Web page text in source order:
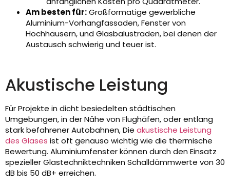
Am besten für:Großformatige gewerbliche
Aluminium-Vorhangfassaden, Fenster von
Hochhäusern, und Glasbalustraden, bei denen der
Austausch schwierig und teuer ist.
Akustische Leistung
Für Projekte in dicht besiedelten städtischen
Umgebungen, in der Nähe von Flughäfen, oder entlang
stark befahrener Autobahnen, Die akustische Leistung
des Glases ist oft genauso wichtig wie die thermische
Bewertung. Aluminiumfenster können durch den Einsatz
spezieller Glastechniktechniken Schalldämmwerte von 30
dB bis 50 dB+ erreichen.